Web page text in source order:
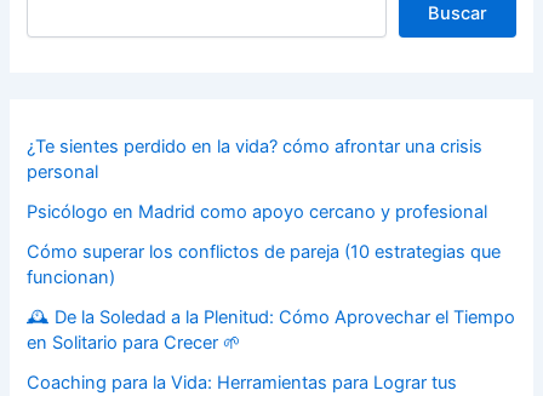
Buscar
¿Te sientes perdido en la vida? cómo afrontar una crisis
personal
Psicólogo en Madrid como apoyo cercano y profesional
Cómo superar los conflictos de pareja (10 estrategias que
funcionan)
🕰️ De la Soledad a la Plenitud: Cómo Aprovechar el Tiempo
en Solitario para Crecer 🌱
Coaching para la Vida: Herramientas para Lograr tus